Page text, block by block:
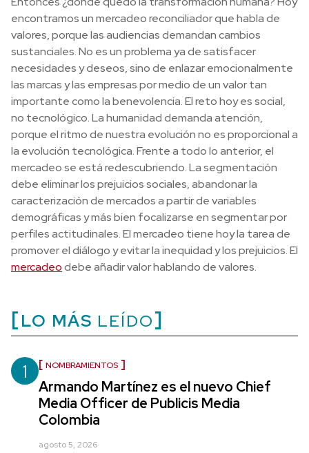
encontramos un mercadeo reconciliador que habla de
valores, porque las audiencias demandan cambios
sustanciales. No es un problema ya de satisfacer
necesidades y deseos, sino de enlazar emocionalmente
las marcas y las empresas por medio de un valor tan
importante como la benevolencia. El reto hoy es social,
no tecnológico. La humanidad demanda atención,
porque el ritmo de nuestra evolución no es proporcional a
la evolución tecnológica. Frente a todo lo anterior, el
mercadeo se está redescubriendo. La segmentación
debe eliminar los prejuicios sociales, abandonar la
caracterización de mercados a partir de variables
demográficas y más bien focalizarse en segmentar por
perfiles actitudinales. El mercadeo tiene hoy la tarea de
promover el diálogo y evitar la inequidad y los prejuicios. El
mercadeodebe añadir valor hablando de valores.
LO MÁS LEÍDO
1 NOMBRAMIENTOS
Armando Martínez es el nuevo Chief
Media Officer de Publicis Media
Colombia
agosto 5, 2026